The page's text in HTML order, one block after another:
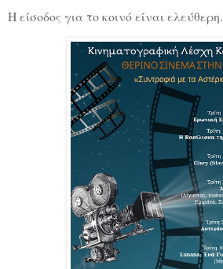
Η είσοδος για το κοινό είναι ελεύθερη.